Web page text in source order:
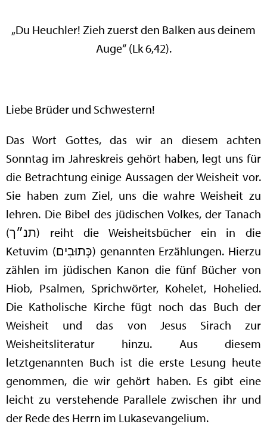
„Du Heuchler! Zieh zuerst den Balken aus deinem
Auge“ (Lk 6,42).
Liebe Brüder und Schwestern!
Das Wort Gottes, das wir an diesem achten
Sonntag im Jahreskreis gehört haben, legt uns für
die Betrachtung einige Aussagen der Weisheit vor.
Sie haben zum Ziel, uns die wahre Weisheit zu
lehren. Die Bibel des jüdischen Volkes, der Tanach
(תנ״ך) reiht die Weisheitsbücher ein in die
Ketuvim (כְּתוּבִים)‎ genannten Erzählungen. Hierzu
zählen im jüdischen Kanon die fünf Bücher von
Hiob, Psalmen, Sprichwörter, Kohelet, Hohelied.
Die Katholische Kirche fügt noch das Buch der
Weisheit und das von Jesus Sirach zur
Weisheitsliteratur hinzu. Aus diesem
letztgenannten Buch ist die erste Lesung heute
genommen, die wir gehört haben. Es gibt eine
leicht zu verstehende Parallele zwischen ihr und
der Rede des Herrn im Lukasevangelium.